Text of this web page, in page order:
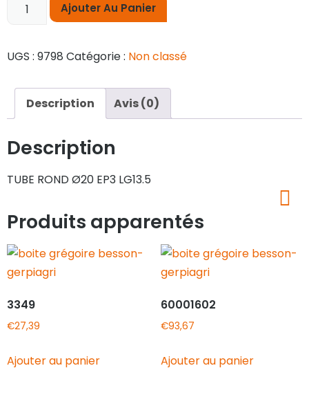
Ajouter Au Panier
UGS : 9798 Catégorie : Non classé
Description Avis (0)
Description
TUBE ROND Ø20 EP3 LG13.5
Produits apparentés
3349
€27,39
Ajouter au panier
60001602
€93,67
Ajouter au panier